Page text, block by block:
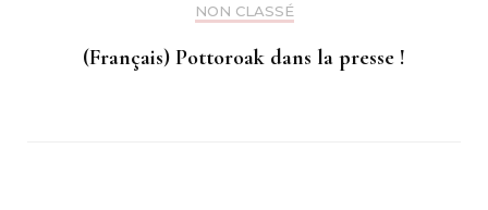
NON CLASSÉ
(Français) Pottoroak dans la presse !